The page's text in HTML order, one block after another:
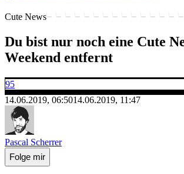
Cute News
Du bist nur noch eine Cute
Weekend entfernt
95
14.06.2019, 06:5014.06.2019, 11:47
Pascal Scherrer
Folge mir